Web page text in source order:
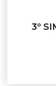
3º